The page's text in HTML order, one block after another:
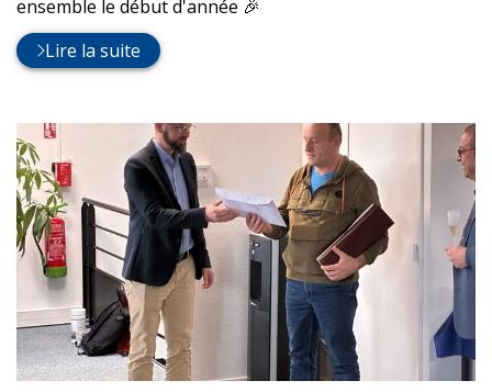
ensemble le début d'année 🎉
Lire la suite